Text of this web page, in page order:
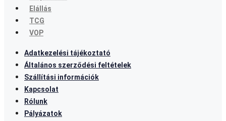
Elállás
TCG
VOP
Adatkezelési tájékoztató
Általános szerződési feltételek
Szállítási információk
Kapcsolat
Rólunk
Pályázatok